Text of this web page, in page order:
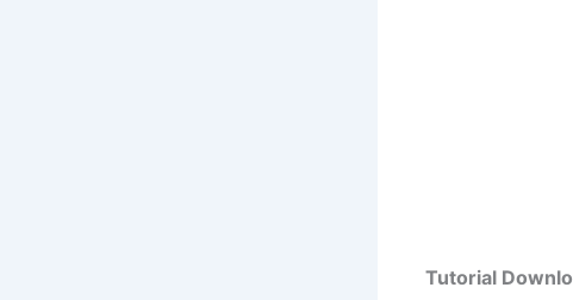
Tutorial